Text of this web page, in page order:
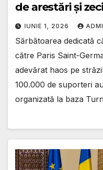
de arestări și
IUNIE 1, 2026
Sărbătoarea dedicată
către Paris Saint-
adevărat haos pe
100.000 de suporteri
organizată la baza